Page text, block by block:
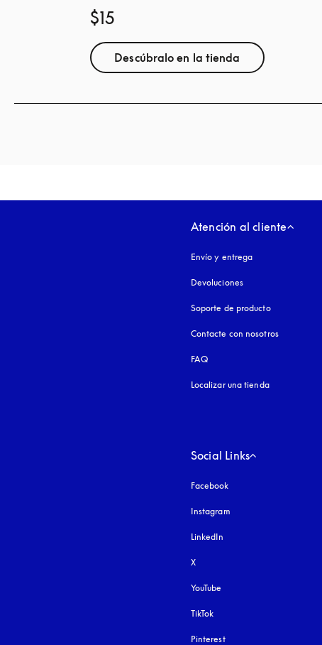
$15
Descúbralo en la tienda
Atención al cliente
Envío y entrega
Devoluciones
Soporte de producto
Contacte con nosotros
FAQ
Localizar una tienda
Social Links
Facebook
Instagram
LinkedIn
X
YouTube
TikTok
Pinterest